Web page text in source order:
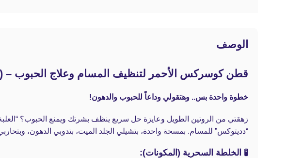
الوصف
قطن كوسركس الأحمر لتنظيف المسام وعلاج الحبوب – COSRX One Step Original Clear Pad (70 pads)
خطوة واحدة بس.. وهتقولي وداعاً للحبوب والدهون!
زهقتي من الروتين الطويل وعايزة حل سريع ينظف بشرتك ويمنع الحبوب؟
“دديتوكس” للمسام. بمسحة واحدة، بتشيلي الجلد الميت، بتدوبي الدهون،
🧪 الخلطة السحرية (المكونات):